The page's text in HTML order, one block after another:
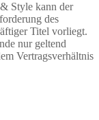
Style kann der
des
Titel vorliegt.
nur geltend
Vertragsverhältnis